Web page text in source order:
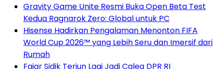
Gravity Game Unite Resmi Buka Open Beta Test
Kedua Ragnarok Zero: Global untuk PC
Hisense Hadirkan Pengalaman Menonton FIFA
World Cup 2026™ yang Lebih Seru dan Imersif dari
Rumah
Fajar Sidik Terjun Lagi Jadi Caleg DPR RI